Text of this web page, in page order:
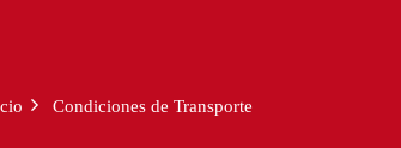
Condiciones de Transporte